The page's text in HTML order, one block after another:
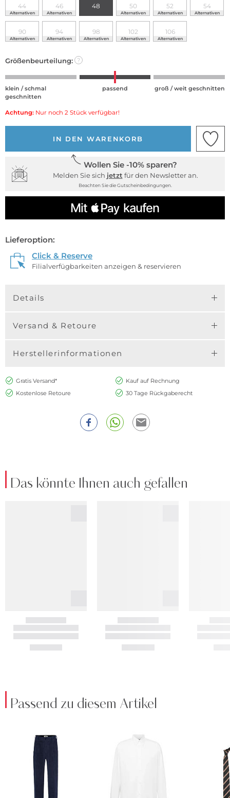
44
Alternativen
46
Alternativen
48 50
Alternativen
52
Alternativen
54
Alternativen
90
Alternativen
94
Alternativen
98
Alternativen
102
Alternativen
106
Alternativen
Größenbeurteilung: ?
klein / schmal
geschnitten
passend groß / weit geschnitten
Achtung: Nur noch 2 Stück verfügbar!
IN DEN WARENKORB
Wollen Sie -10% sparen?
Melden Sie sich jetzt für den Newsletter an.
Beachten Sie die Gutscheinbedingungen.
Lieferoption:
Click & Reserve
Filialverfügbarkeiten anzeigen & reservieren
Details
Versand & Retoure
Herstellerinformationen
Gratis Versand*
Kauf auf Rechnung
Kostenlose Retoure
30 Tage Rückgaberecht
Das könnte Ihnen auch gefallen
Passend zu diesem Artikel